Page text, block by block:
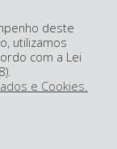
deste
utilizamos
com a Lei
e Cookies.